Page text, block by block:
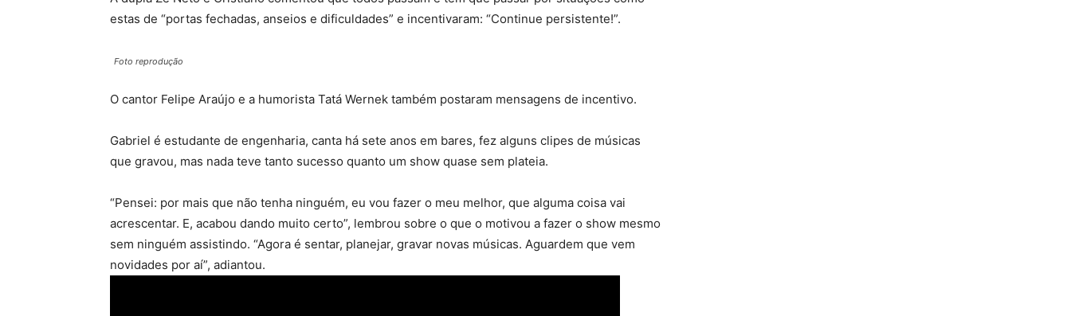
estas de “portas fechadas, anseios e dificuldades” e incentivaram: “Continue persistente!”.
Foto reprodução
O cantor Felipe Araújo e a humorista Tatá Wernek também postaram mensagens de incentivo.
Gabriel é estudante de engenharia, canta há sete anos em bares, fez alguns clipes de músicas
que gravou, mas nada teve tanto sucesso quanto um show quase sem plateia.
“Pensei: por mais que não tenha ninguém, eu vou fazer o meu melhor, que alguma coisa vai
acrescentar. E, acabou dando muito certo”, lembrou sobre o que o motivou a fazer o show mesmo
sem ninguém assistindo. “Agora é sentar, planejar, gravar novas músicas. Aguardem que vem
novidades por aí”, adiantou.